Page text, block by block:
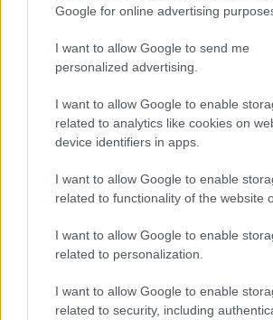
Google for online advertising
I want to allow Google to send me
personalized advertising.
I want to allow Google to enable
related to analytics like cookies on
device identifiers in apps.
I want to allow Google to enable
related to functionality of the website
I want to allow Google to enable
related to personalization.
I want to allow Google to enable
related to security, including
Pintér kilistázta, hogy
speciális kórházi ellátás
Ahogyan arról a HVG beszámol
Pintér Sándor belügyminiszter utasítása